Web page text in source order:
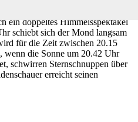
ein doppeltes Himmelsspektakel
schiebt sich der Mond langsam
für die Zeit zwischen 20.15
wenn die Sonne um 20.42 Uhr
schwirren Sternschnuppen über
erreicht seinen